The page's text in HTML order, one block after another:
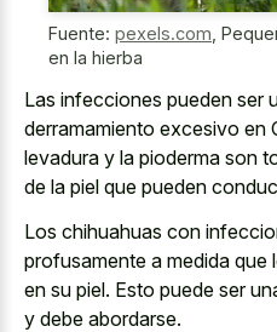
Fuente: pexels.com
en la hierba
Las infecciones pueden ser
derramamiento excesivo en
levadura y la pioderma son
de la piel que pueden
Los chihuahuas con
profusamente a medida que
en su piel. Esto puede ser
y debe abordarse.